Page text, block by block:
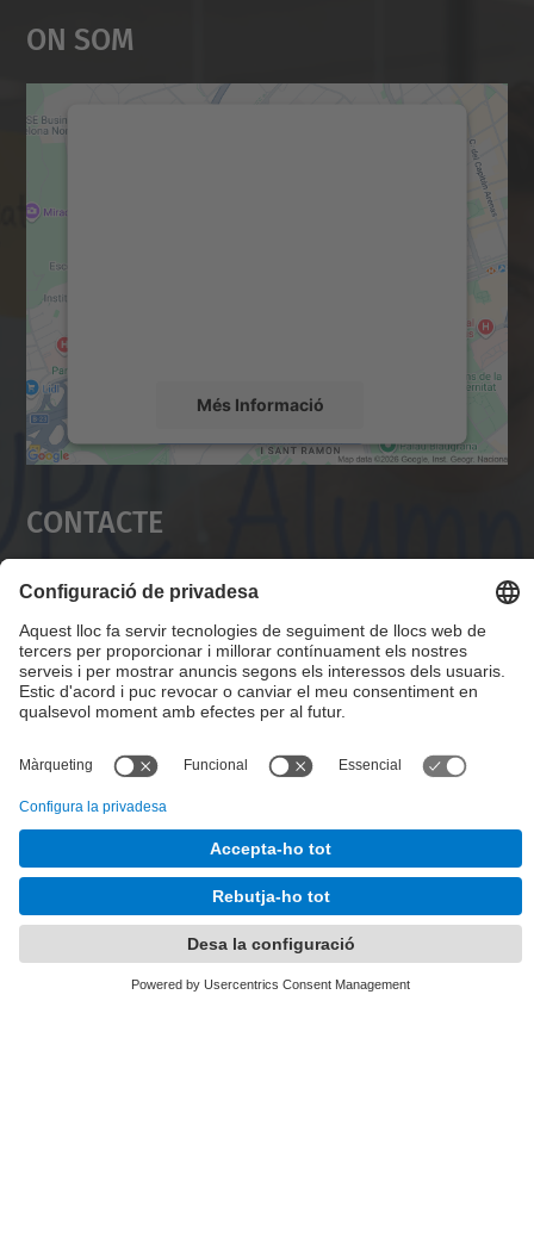
On Som
Més Informació
Accepta
Contacte
Campus Diagonal Nord, Edifici VX (Vèrtex). Pl.
Eusebi Güell, 6 08034 Barcelona
Tel.:93 401 63 12
E-mail: info.alumni@upc.edu
Directori UPC
Formulari de contacte
Llista Xarxes Socials